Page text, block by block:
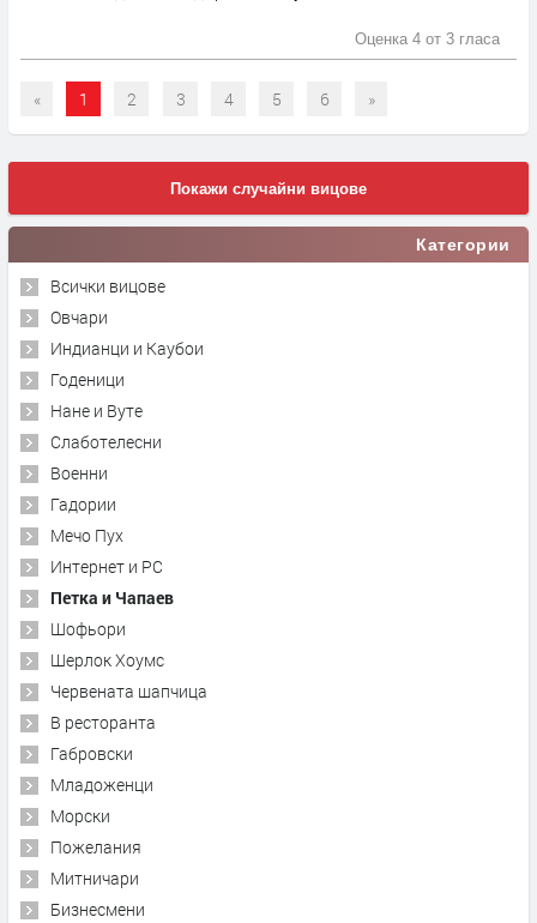
Оценка 4 от 3 гласа
« 1 2 3 4 5 6 »
Покажи случайни вицове
Категории
Всички вицове
Овчари
Индианци и Каубои
Годеници
Нане и Вуте
Слаботелесни
Военни
Гадории
Мечо Пух
Интернет и PC
Петка и Чапаев
Шофьори
Шерлок Хоумс
Червената шапчица
В ресторанта
Габровски
Младоженци
Морски
Пожелания
Митничари
Бизнесмени